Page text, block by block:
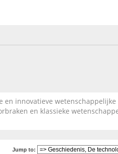
en innovatieve
en klassieke
Jump to: